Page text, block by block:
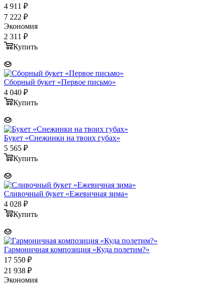
4 911 ₽
7 222 ₽
Экономия
2 311 ₽
Купить
Сборный букет «Первое письмо»
4 040 ₽
Купить
Букет «Снежинки на твоих губах»
5 565 ₽
Купить
Сливочный букет «Ежевичная зима»
4 028 ₽
Купить
Гармоничная композиция «Куда полетим?»
17 550 ₽
21 938 ₽
Экономия